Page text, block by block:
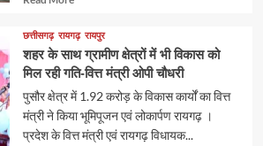
about
छत्तीसगढ़ रायगढ़ रायपुर
शहर के साथ ग्रामीण क्षेत्रों में भी विकास को
मिल रही गति-वित्त मंत्री ओपी चौधरी
पुसौर क्षेत्र में 1.92 करोड़ के विकास कार्यों का वित्त
मंत्री ने किया भूमिपूजन एवं लोकार्पण रायगढ़ ।
प्रदेश के वित्त मंत्री एवं रायगढ़ विधायक...